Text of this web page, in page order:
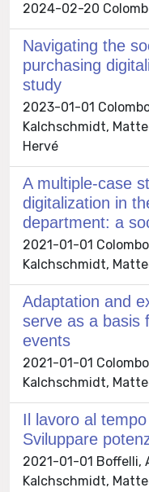
2024-02-20
Navigating the
purchasing
study
2023-01-01
Kalchschmidt,
Hervé
A multiple-case
digitalization in
department: a
2021-01-01
Kalchschmidt,
Adaptation and
serve as a basis
events
2021-01-01
Kalchschmidt,
Il lavoro al
Sviluppare
2021-01-01 Boffelli,
Kalchschmidt,